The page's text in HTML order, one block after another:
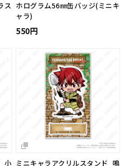
ス ホログラム56㎜缶バッジ(ミニキ
ャラ)
550円
小 ミニキャラアクリルスタンド_鳴